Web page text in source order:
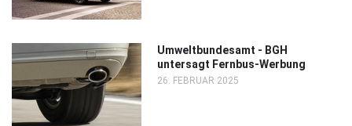
Umweltbundesamt - BGH
untersagt Fernbus-Werbung
26. FEBRUAR 2025